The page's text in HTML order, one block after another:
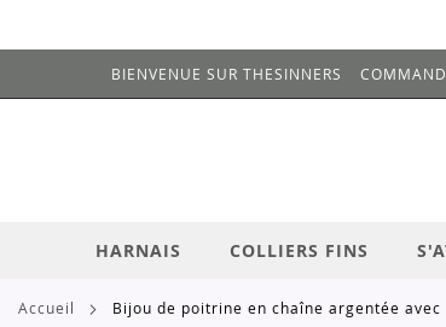
ALLEZ
BIENVENUE SUR THESINNERS
# ENTREZ AU MOINS 3
HARNAIS COLLIERS FINS
accueil bijou de poitrine en chaîne argentée